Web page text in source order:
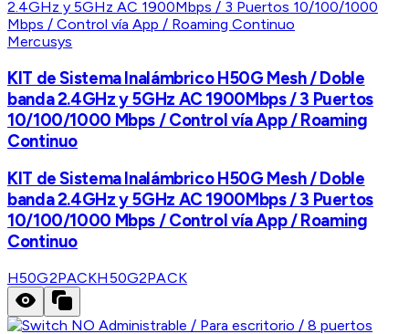
Mercusys
KIT de Sistema Inalámbrico H50G Mesh / Doble
banda 2.4GHz y 5GHz AC 1900Mbps / 3 Puertos
10/100/1000 Mbps / Control vía App / Roaming
Continuo
KIT de Sistema Inalámbrico H50G Mesh / Doble
banda 2.4GHz y 5GHz AC 1900Mbps / 3 Puertos
10/100/1000 Mbps / Control vía App / Roaming
Continuo
H50G2PACKH50G2PACK